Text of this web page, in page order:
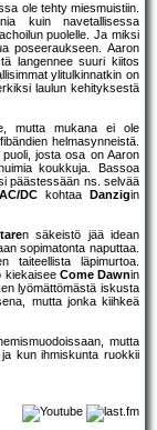
ole tehty miesmuistiin.
kuin navetallisessa
puolelle. Ja miksi
poseeraukseen. Aaron
langennee suuri kiitos
ylitulkinnatkin on
laulun kehityksestä
mutta mukana ei ole
helmasynneistä.
josta osa on Aaron
koukkuja. Bassoa
päästessään ns. selvää
AC/DC kohtaa Danzigin
n säkeistö jää idean
sopimatonta naputtaa.
taiteellista läpimurtoa.
kiekaisee Come Dawnin
lyömättömästä iskusta
mutta jonka kiihkeä
mutta
kun ihmiskunta ruokkii